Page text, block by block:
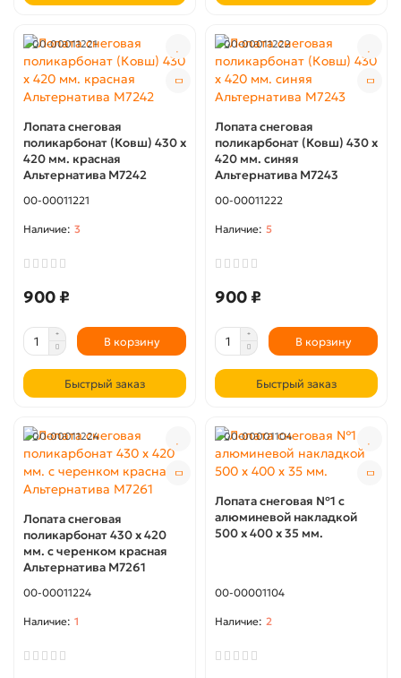
00-00011221
Лопата снеговая
поликарбонат (Ковш) 430 х
420 мм. красная
Альтернатива М7242
00-00011221
3
900 ₽
В корзину
Быстрый заказ
00-00011222
Лопата снеговая
поликарбонат (Ковш) 430 х
420 мм. синяя
Альтернатива М7243
00-00011222
5
900 ₽
В корзину
Быстрый заказ
00-00011224
Лопата снеговая
поликарбонат 430 х 420
мм. с черенком красная
Альтернатива М7261
00-00011224
1
00-00001104
Лопата снеговая №1 с
алюминевой накладкой
500 х 400 х 35 мм.
00-00001104
2